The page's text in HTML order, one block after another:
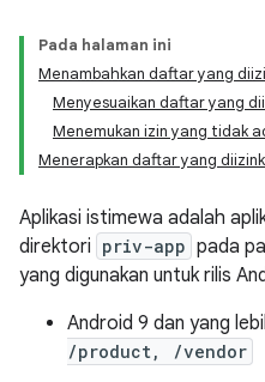
Pada halaman ini
Menambahkan daftar yang
Menyesuaikan daftar yang
Menemukan izin yang tidak
Menerapkan daftar yang
Aplikasi istimewa adalah
direktori priv-app pada
yang digunakan untuk rilis
Android 9 dan yang
/product, /vendor